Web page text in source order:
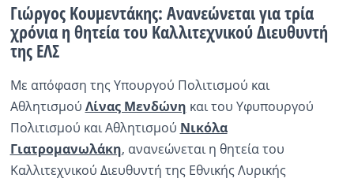
Ελλάδα
Πολιτική
Οικονομία
Αθλητικά
Γιώργος Κουμεντάκης: Ανανεώνεται για τρία
χρόνια η θητεία του Καλλιτεχνικού Διευθυντή
της ΕΛΣ
Με απόφαση της Υπουργού Πολιτισμού και
Αθλητισμού Λίνας Μενδώνη και του Υφυπουργού
Πολιτισμού και Αθλητισμού Νικόλα
Γιατρομανωλάκη, ανανεώνεται η θητεία του
Καλλιτεχνικού Διευθυντή της Εθνικής Λυρικής